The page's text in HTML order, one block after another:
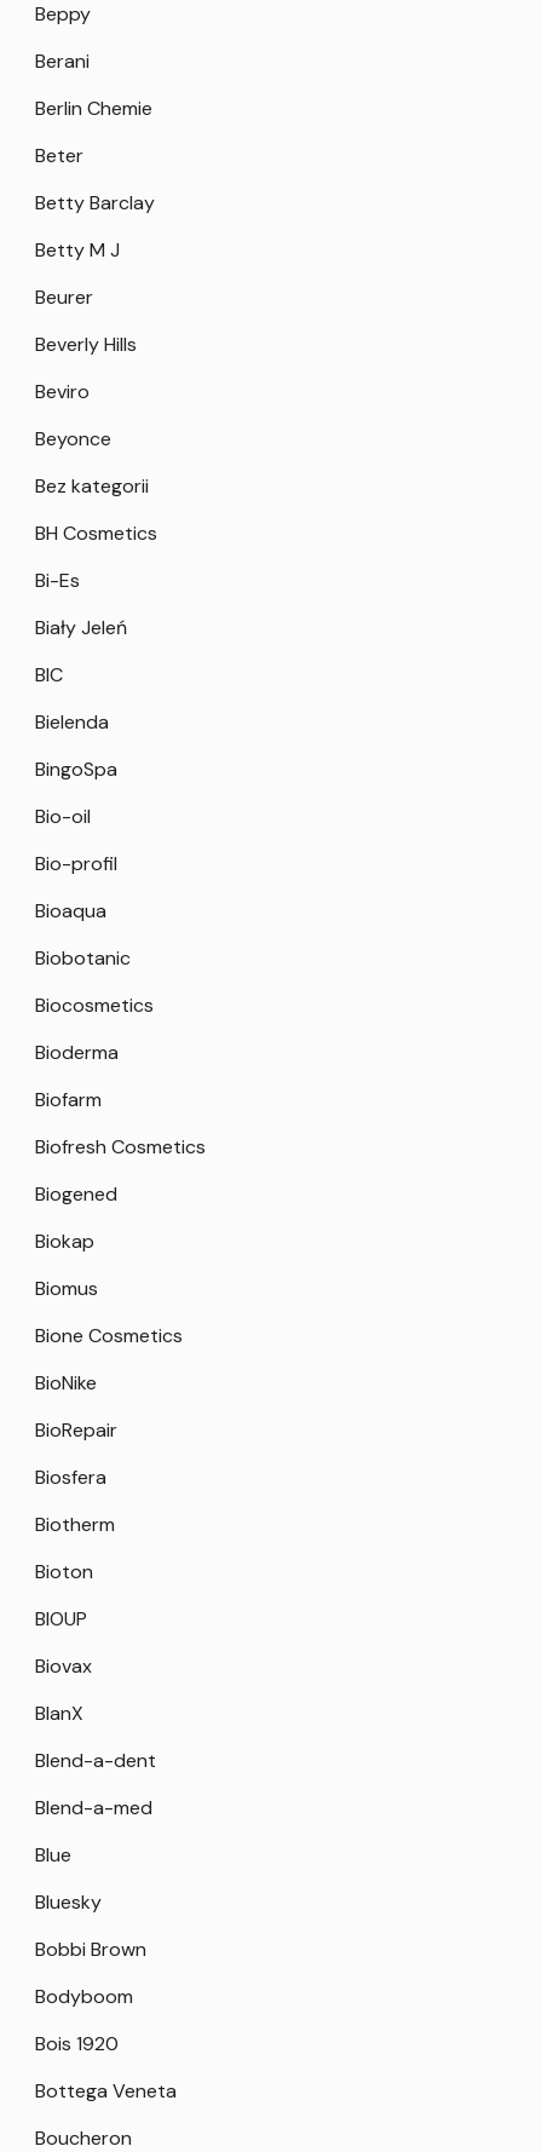
Beppy
Berani
Berlin Chemie
Beter
Betty Barclay
Betty M J
Beurer
Beverly Hills
Beviro
Beyonce
Bez kategorii
BH Cosmetics
Bi-Es
Biały Jeleń
BIC
Bielenda
BingoSpa
Bio-oil
Bio-profil
Bioaqua
Biobotanic
Biocosmetics
Bioderma
Biofarm
Biofresh Cosmetics
Biogened
Biokap
Biomus
Bione Cosmetics
BioNike
BioRepair
Biosfera
Biotherm
Bioton
BIOUP
Biovax
BlanX
Blend-a-dent
Blend-a-med
Blue
Bluesky
Bobbi Brown
Bodyboom
Bois 1920
Bottega Veneta
Boucheron